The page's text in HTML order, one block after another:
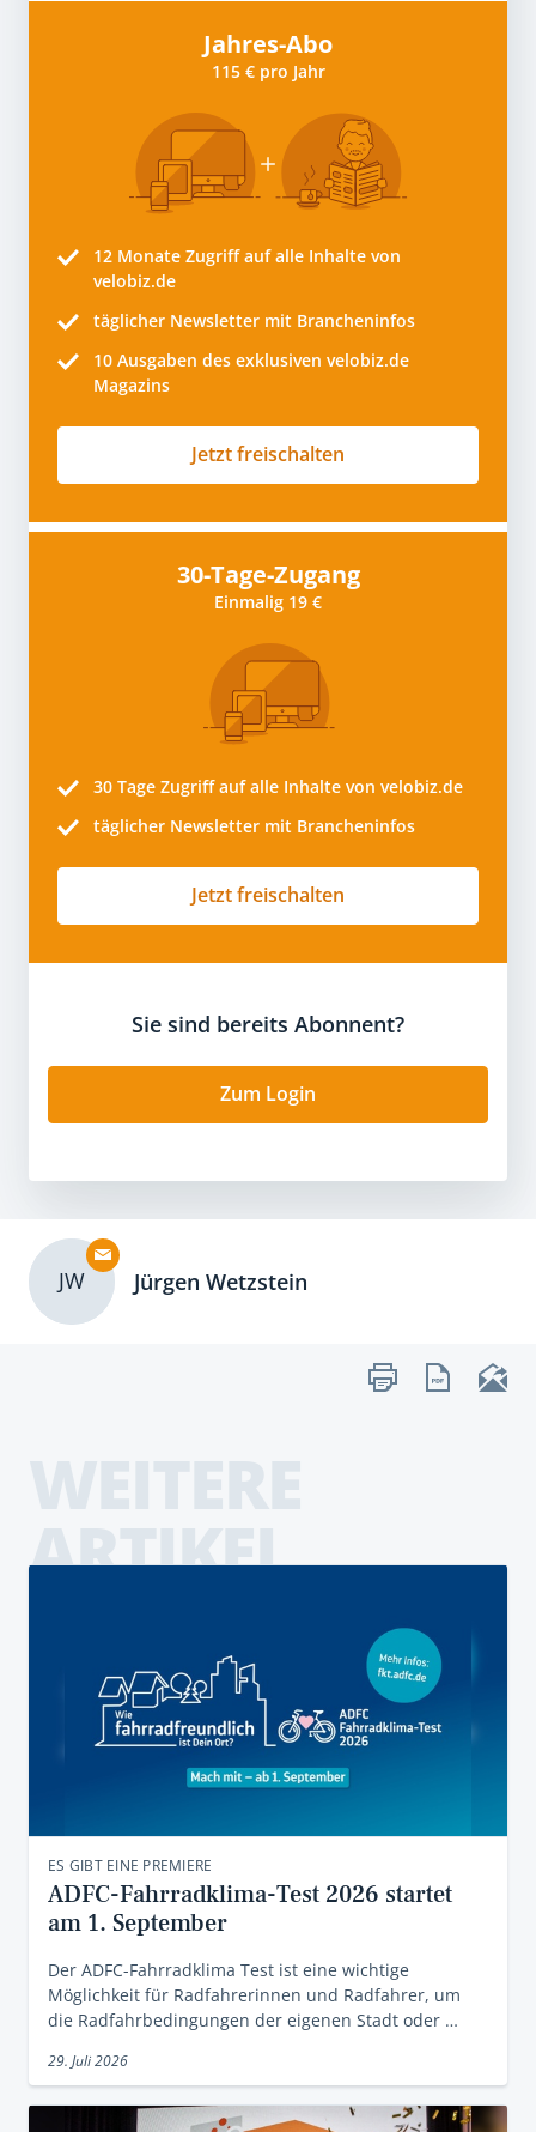
Jahres-Abo
115 € pro Jahr
12 Monate Zugriff auf alle Inhalte von
velobiz.de
täglicher Newsletter mit Brancheninfos
10 Ausgaben des exklusiven velobiz.de
Magazins
Jetzt freischalten
30-Tage-Zugang
Einmalig 19 €
30 Tage Zugriff auf alle Inhalte von velobiz.de
täglicher Newsletter mit Brancheninfos
Jetzt freischalten
Sie sind bereits Abonnent?
Zum Login
JW Jürgen Wetzstein
ARTIKEL
ES GIBT EINE PREMIERE
ADFC-Fahrradklima-Test 2026 startet
am 1. September
Der ADFC-Fahrradklima Test ist eine wichtige
Möglichkeit für Radfahrerinnen und Radfahrer, um
die Radfahrbedingungen der eigenen Stadt oder …
29. Juli 2026